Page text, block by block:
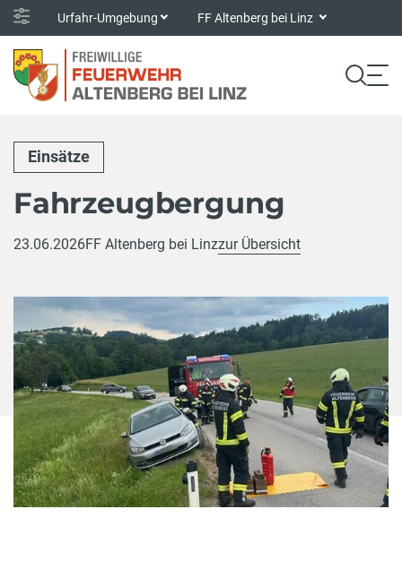
Urfahr-Umgebung FF Altenberg bei Linz
Einsätze
Fahrzeugbergung
23.06.2026FF Altenberg bei Linzzur Übersicht